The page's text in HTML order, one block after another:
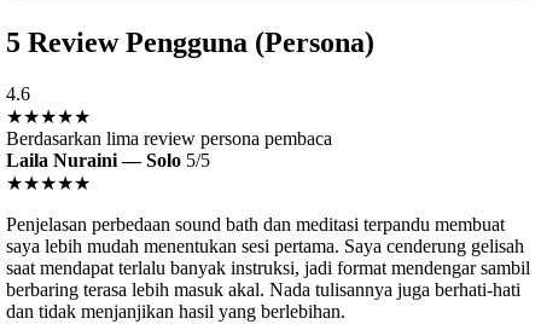
5 Review Pengguna (Persona)
4.6
★★★★★
Berdasarkan lima review persona pembaca
Laila Nuraini — Solo 5/5
★★★★★
Penjelasan perbedaan sound bath dan meditasi terpandu membuat
saya lebih mudah menentukan sesi pertama. Saya cenderung gelisah
saat mendapat terlalu banyak instruksi, jadi format mendengar sambil
berbaring terasa lebih masuk akal. Nada tulisannya juga berhati-hati
dan tidak menjanjikan hasil yang berlebihan.